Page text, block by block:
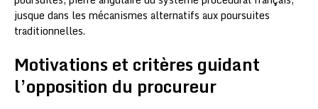
jusque dans les mécanismes alternatifs aux poursuites
traditionnelles.
Motivations et critères guidant
l’opposition du procureur